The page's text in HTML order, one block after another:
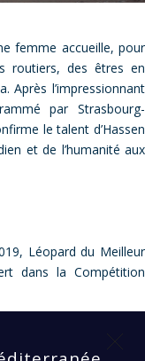
femme accueille, pour
routiers, des êtres en
Après l’impressionnant
par Strasbourg-
le talent d’Hassen
et de l’humanité aux
Léopard du Meilleur
dans la Compétition